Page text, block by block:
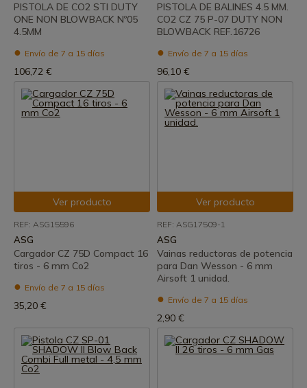
PISTOLA DE CO2 STI DUTY
ONE NON BLOWBACK Nº05
4.5MM
Envío de 7 a 15 días
106,72 €
PISTOLA DE BALINES 4.5 MM.
CO2 CZ 75 P-07 DUTY NON
BLOWBACK REF.16726
Envío de 7 a 15 días
96,10 €
Ver producto
REF: ASG15596
ASG
Cargador CZ 75D Compact 16
tiros - 6 mm Co2
Envío de 7 a 15 días
35,20 €
Ver producto
REF: ASG17509-1
ASG
Vainas reductoras de potencia
para Dan Wesson - 6 mm
Airsoft 1 unidad.
Envío de 7 a 15 días
2,90 €